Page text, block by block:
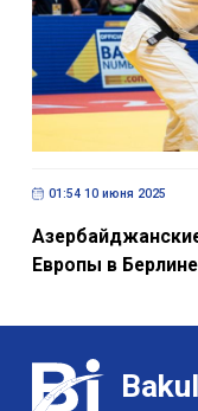
01:54 10 июня 2025
Европы в Берлине